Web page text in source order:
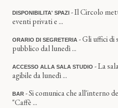
DISPONIBILITA' SPAZI - Il Circolo
eventi privati e ...
ORARIO DI SEGRETERIA - Gli uffici di
pubblico dal lunedì ...
ACCESSO ALLA SALA STUDIO - La
agibile da lunedì ...
BAR - Si comunica che all'interno
"Caffè ...